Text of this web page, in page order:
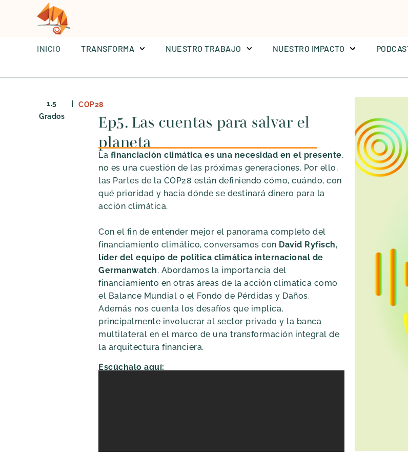
INICIO TRANSFORMA NUESTRO TRABAJO NUESTRO IMPACTO
1.5
Grados
| COP28
Ep5. Las cuentas para salvar el
planeta
La financiación climática es una necesidad en el presente,
no es una cuestión de las próximas generaciones. Por ello,
las Partes de la COP28 están definiendo cómo, cuándo, con
qué prioridad y hacia dónde se destinará dinero para la
acción climática.
Con el fin de entender mejor el panorama completo del
financiamiento climático, conversamos con David Ryfisch,
líder del equipo de política climática internacional de
Germanwatch. Abordamos la importancia del
financiamiento en otras áreas de la acción climática como
el Balance Mundial o el Fondo de Pérdidas y Daños.
Además nos cuenta los desafíos que implica,
principalmente involucrar al sector privado y la banca
multilateral en el marco de una transformación integral de
la arquitectura financiera.
Escúchalo aquí: